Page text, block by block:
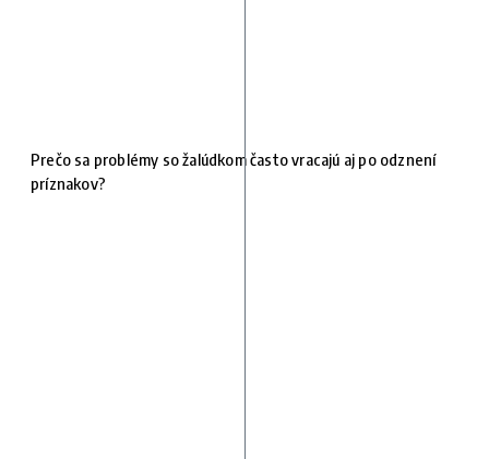
Prečo sa problémy so žalúdkom často vracajú aj po odznení
príznakov?